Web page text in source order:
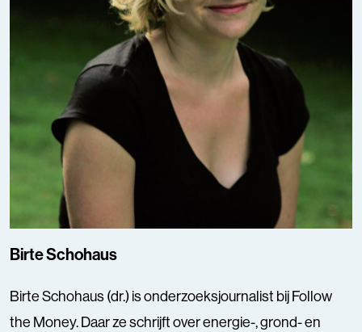
Birte Schohaus
Birte Schohaus (dr.) is onderzoeksjournalist bij Follow
the Money. Daar ze schrijft over energie-, grond- en